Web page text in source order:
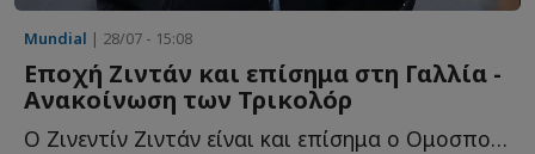
Mundial | 28/07 - 15:08
Εποχή Ζιντάν και επίσημα στη Γαλλία -
Ανακοίνωση των Τρικολόρ
Ο Ζινεντίν Ζιντάν είναι και επίσημα ο Ομοσπονδιακός π...